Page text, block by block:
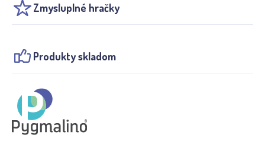
Zmysluplné hračky
Produkty skladom